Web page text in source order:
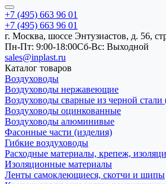
+7 (495) 663 96 01
+7 (495) 663 96 01
г. Москва, шоссе Энтузиастов, д. 56,
Пн-Пт: 9:00-18:00Cб-Вс: Выходной
sales@inplast.ru
Каталог товаров
Воздуховоды
Воздуховоды нержавеющие
Воздуховоды сварные из черной
Воздуховоды оцинкованные
Воздуховоды алюминивые
Фасонные части (изделия)
Гибкие воздуховоды
Расходные материалы, крепеж,
Изоляционные материалы
Ленты самоклеющиеся, скотчи и шипы